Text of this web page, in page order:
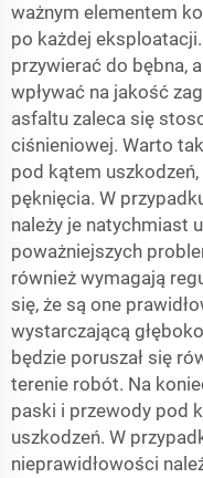
ważnym elementem
po każdej
przywierać do bębna,
wpływać na jakość
asfaltu zaleca się
ciśnieniowej. Warto
pod kątem
pęknięcia. W
należy je natychmiast
poważniejszych
również wymagają
się, że są one
wystarczającą
będzie poruszał się
terenie robót. Na
paski i przewody pod
uszkodzeń. W
nieprawidłowości